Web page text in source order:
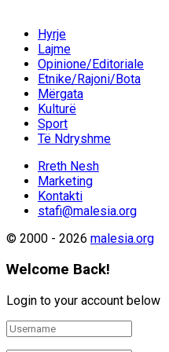
Hyrje
Lajme
Opinione/Editoriale
Etnike/Rajoni/Bota
Mërgata
Kulturë
Sport
Të Ndryshme
Rreth Nesh
Marketing
Kontakti
stafi@malesia.org
© 2000 - 2026 malesia.org
Welcome Back!
Login to your account below